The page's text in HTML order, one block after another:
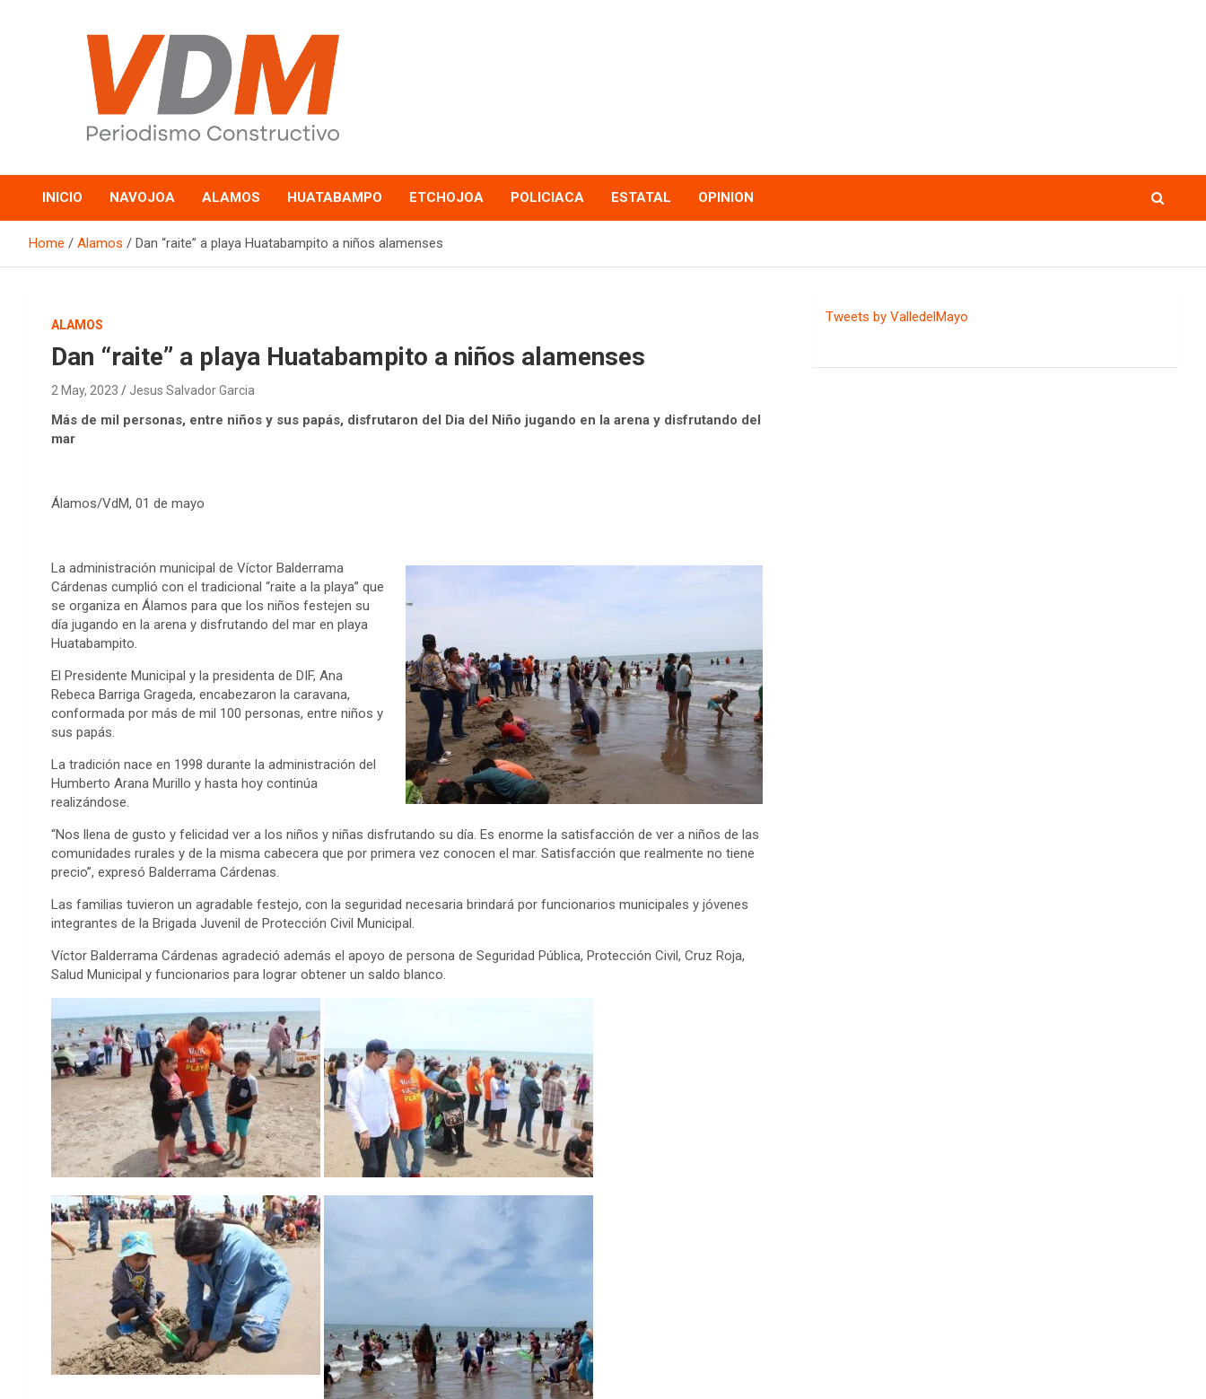
valledelmayo.com
INICIO NAVOJOA ALAMOS HUATABAMPO ETCHOJOA POLICIACA ESTATAL OPINION
Home Alamos Dan “raite” a playa Huatabampito a niños alamenses
ALAMOS
Dan “raite” a playa Huatabampito a niños alamenses
2 May, 2023 Jesus Salvador Garcia
Más de mil personas, entre niños y sus papás, disfrutaron del Dia del Niño jugando en la arena y disfrutando del
mar
Álamos/VdM, 01 de mayo
La administración municipal de Víctor Balderrama
Cárdenas cumplió con el tradicional “raite a la playa” que
se organiza en Álamos para que los niños festejen su
día jugando en la arena y disfrutando del mar en playa
Huatabampito.
El Presidente Municipal y la presidenta de DIF, Ana
Rebeca Barriga Grageda, encabezaron la caravana,
conformada por más de mil 100 personas, entre niños y
sus papás.
La tradición nace en 1998 durante la administración del
Humberto Arana Murillo y hasta hoy continúa
realizándose.
“Nos llena de gusto y felicidad ver a los niños y niñas disfrutando su día. Es enorme la satisfacción de ver a niños de las
comunidades rurales y de la misma cabecera que por primera vez conocen el mar. Satisfacción que realmente no tiene
precio”, expresó Balderrama Cárdenas.
Las familias tuvieron un agradable festejo, con la seguridad necesaria brindará por funcionarios municipales y jóvenes
integrantes de la Brigada Juvenil de Protección Civil Municipal.
Víctor Balderrama Cárdenas agradeció además el apoyo de persona de Seguridad Pública, Protección Civil, Cruz Roja,
Salud Municipal y funcionarios para lograr obtener un saldo blanco.
Tweets by ValledelMayo